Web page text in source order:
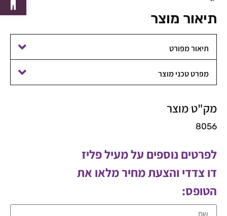
תיאור מוצר
תיאור מפורט
מפרט טכני מוצר
מק"ט מוצר
8056
לפרטים נוספים על מעיל פליז
דו צדדי והצעת מחיר מלאו את
הטופס: